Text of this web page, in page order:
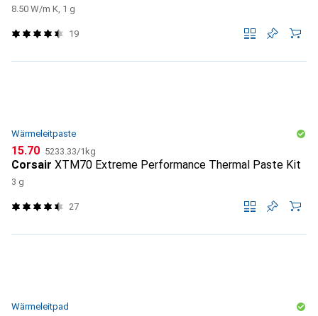
8.50 W/m K, 1 g
19
Wärmeleitpaste
CHF
15.70 CHF
5233.33/1kg
Corsair XTM70 Extreme Performance Thermal Paste Kit
3 g
27
Wärmeleitpad